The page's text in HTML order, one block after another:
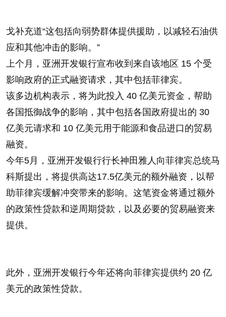
戈补充道“这包括向弱势群体提供援助，以减轻石油供
应和其他冲击的影响。”
上个月，亚洲开发银行宣布收到来自该地区 15 个受
影响政府的正式融资请求，其中包括菲律宾。
该多边机构表示，将为此投入 40 亿美元资金，帮助
各国抵御战争的影响，其中包括各国政府提出的 30
亿美元请求和 10 亿美元用于能源和食品进口的贸易
融资。
今年5月，亚洲开发银行行长神田雅人向菲律宾总统马
科斯提出，将提供高达17.5亿美元的额外融资，以帮
助菲律宾缓解冲突带来的影响。这笔资金将通过额外
的政策性贷款和逆周期贷款，以及必要的贸易融资来
提供。
此外，亚洲开发银行今年还将向菲律宾提供约 20 亿
美元的政策性贷款。